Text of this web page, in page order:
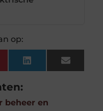
op:
LinkedInEmail
beheer en